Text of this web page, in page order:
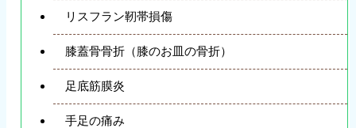
リスフラン靭帯損傷
膝蓋骨骨折（膝のお皿の骨折）
足底筋膜炎
手足の痛み